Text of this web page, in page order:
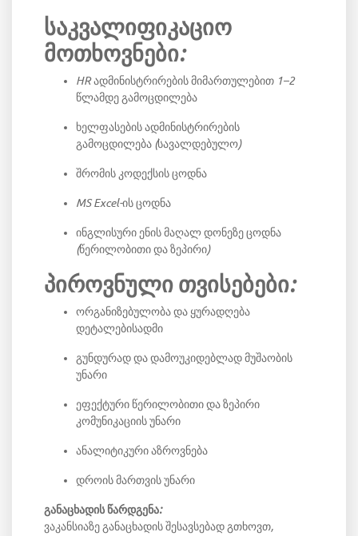
საკვალიფიკაციო
მოთხოვნები:
HR ადმინისტრირების მიმართულებით 1–2
წლამდე გამოცდილება
ხელფასების ადმინისტრირების
გამოცდილება (სავალდებულო)
შრომის კოდექსის ცოდნა
MS Excel-ის ცოდნა
ინგლისური ენის მაღალ დონეზე ცოდნა
(წერილობითი და ზეპირი)
პიროვნული თვისებები:
ორგანიზებულობა და ყურადღება
დეტალებისადმი
გუნდურად და დამოუკიდებლად მუშაობის
უნარი
ეფექტური წერილობითი და ზეპირი
კომუნიკაციის უნარი
ანალიტიკური აზროვნება
დროის მართვის უნარი
განაცხადის წარდგენა:
ვაკანსიაზე განაცხადის შესავსებად გთხოვთ,